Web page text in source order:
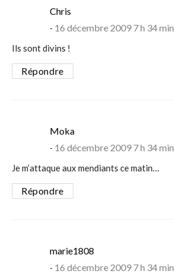
Chris
16 décembre 2009 7 h 34 min
Ils sont divins !
Répondre
Mokasays:
16 décembre 2009 7 h 34 min
Je m’attaque aux mendiants ce matin…
Répondre
marie1808
16 décembre 2009 7 h 34 min